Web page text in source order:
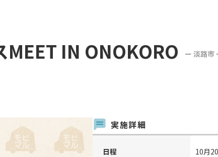
IN ONOKORO ー 淡路市
実施詳細
日程 10月